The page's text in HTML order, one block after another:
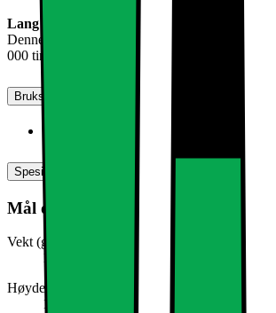
Lang levetid
Denne LED-pæren tilbyr en eksepsjonell lang
000 timer.
Bruksanvisninger, nedlastinger, garanti og support
Produktdatablad (engelsk)
Spesifikasjoner
Mål og vekt
Vekt (g)
14
Høyde (cm)
11.1